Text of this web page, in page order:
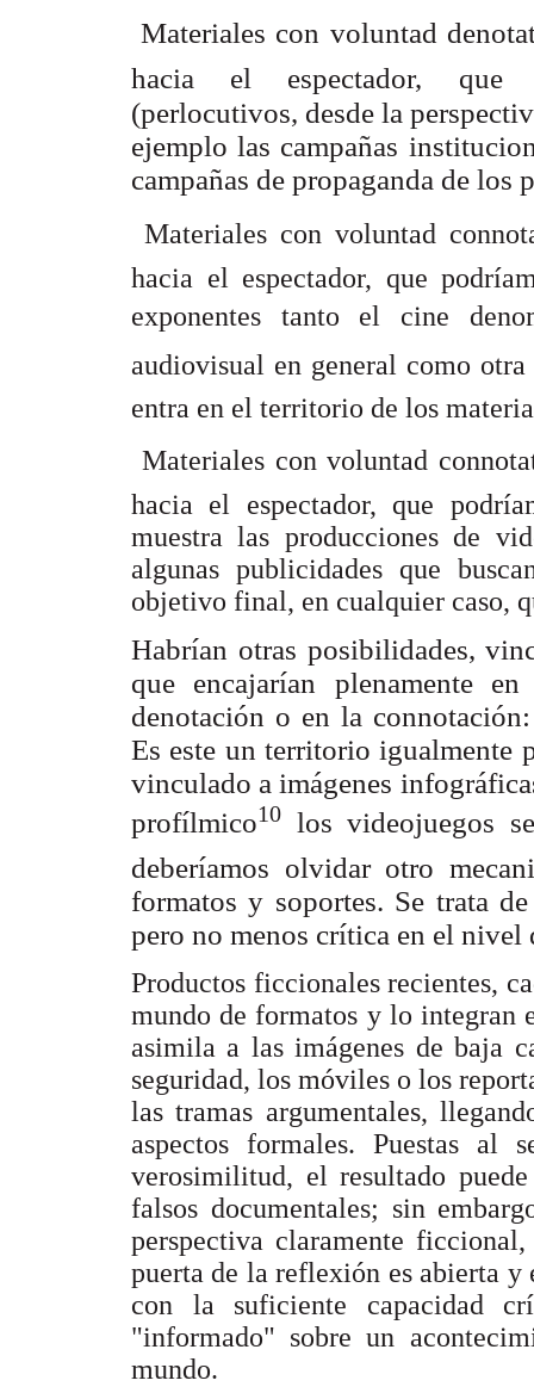
Materiales con voluntad
hacia el espectador, que
(perlocutivos, desde la
ejemplo las campañas
campañas de propaganda de los
Materiales con voluntad
hacia el espectador, que
exponentes tanto el cine
audiovisual en general como
entra en el territorio de los
Materiales con voluntad
hacia el espectador, que
muestra las producciones de
algunas publicidades que
objetivo final, en cualquier caso,
Habrían otras posibilidades,
que encajarían plenamente
denotación o en la
Es este un territorio igualmente
vinculado a imágenes
profílmico10 los videojuegos
deberíamos olvidar otro
formatos y soportes. Se trata
pero no menos crítica en el
Productos ficcionales recientes,
mundo de formatos y lo integran
asimila a las imágenes de baja
seguridad, los móviles o los
las tramas argumentales,
aspectos formales. Puestas
verosimilitud, el resultado
falsos documentales; sin
perspectiva claramente
puerta de la reflexión es abierta y
con la suficiente capacidad
"informado" sobre un
mundo.